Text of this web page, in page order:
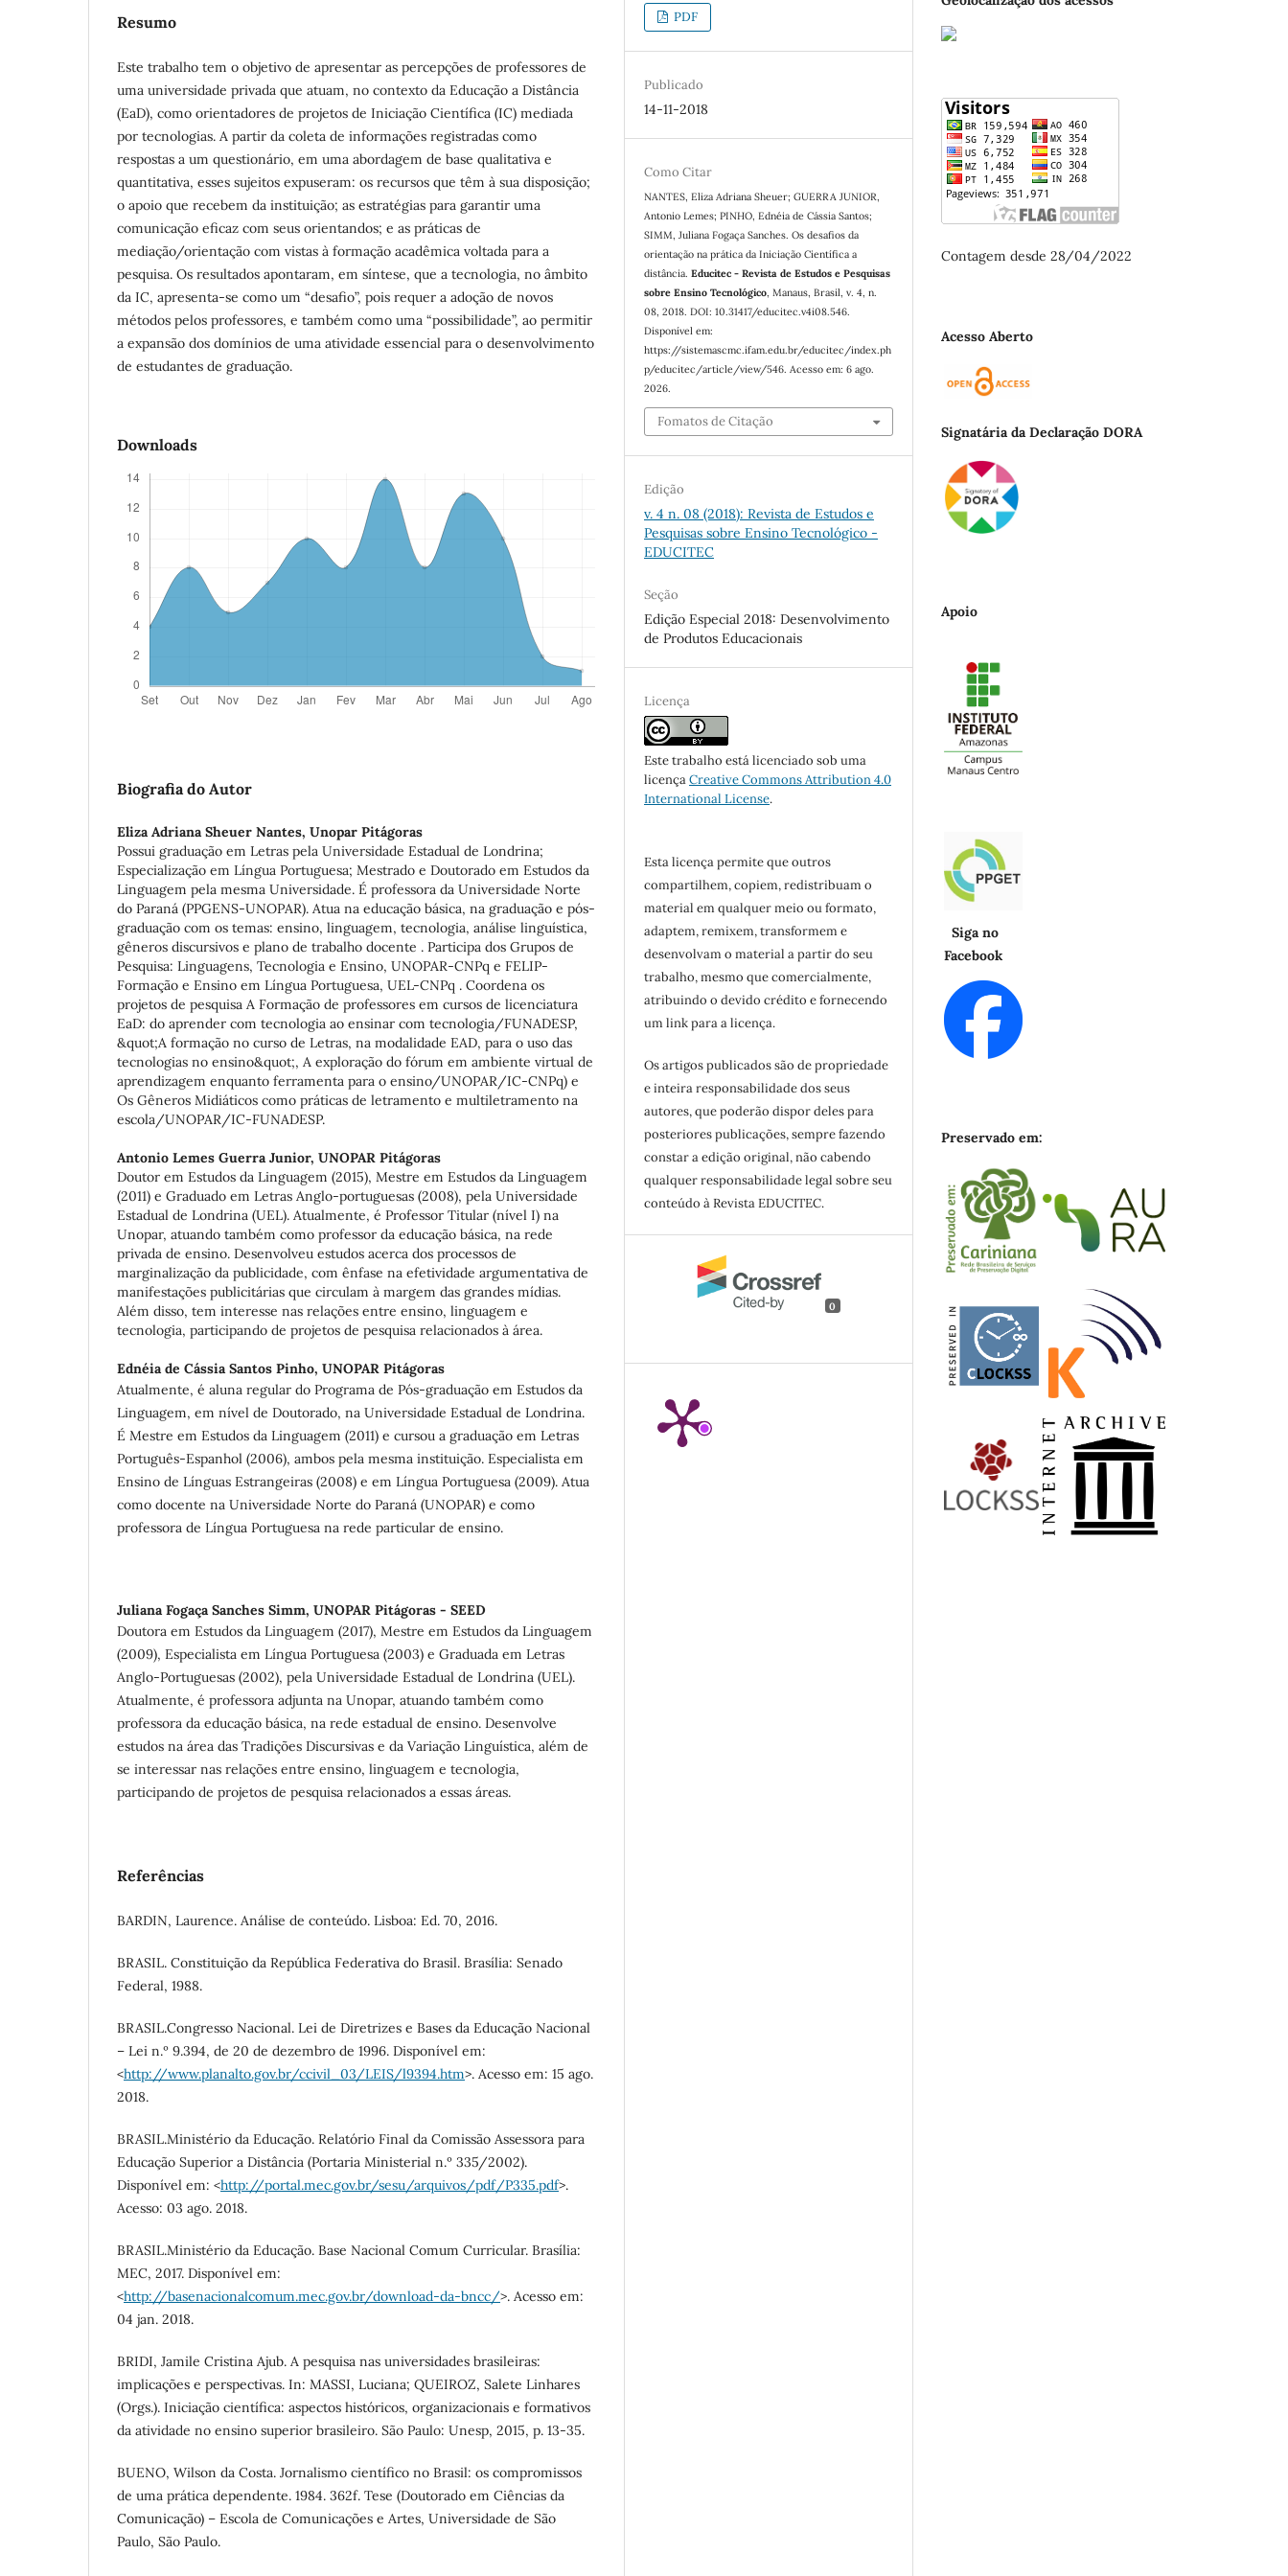
Resumo
Este trabalho tem o objetivo de apresentar as percepções de professores de
uma universidade privada que atuam, no contexto da Educação a Distância
(EaD), como orientadores de projetos de Iniciação Científica (IC) mediada
por tecnologias. A partir da coleta de informações registradas como
respostas a um questionário, em uma abordagem de base qualitativa e
quantitativa, esses sujeitos expuseram: os recursos que têm à sua disposição;
o apoio que recebem da instituição; as estratégias para garantir uma
comunicação eficaz com seus orientandos; e as práticas de
mediação/orientação com vistas à formação acadêmica voltada para a
pesquisa. Os resultados apontaram, em síntese, que a tecnologia, no âmbito
da IC, apresenta-se como um “desafio”, pois requer a adoção de novos
métodos pelos professores, e também como uma “possibilidade”, ao permitir
a expansão dos domínios de uma atividade essencial para o desenvolvimento
de estudantes de graduação.
Downloads
Biografia do Autor
Eliza Adriana Sheuer Nantes, Unopar Pitágoras
Possui graduação em Letras pela Universidade Estadual de Londrina;
Especialização em Língua Portuguesa; Mestrado e Doutorado em Estudos da
Linguagem pela mesma Universidade. É professora da Universidade Norte
do Paraná (PPGENS-UNOPAR). Atua na educação básica, na graduação e pós-
graduação com os temas: ensino, linguagem, tecnologia, análise linguística,
gêneros discursivos e plano de trabalho docente . Participa dos Grupos de
Pesquisa: Linguagens, Tecnologia e Ensino, UNOPAR-CNPq e FELIP-
Formação e Ensino em Língua Portuguesa, UEL-CNPq . Coordena os
projetos de pesquisa A Formação de professores em cursos de licenciatura
EaD: do aprender com tecnologia ao ensinar com tecnologia/FUNADESP,
&quot;A formação no curso de Letras, na modalidade EAD, para o uso das
tecnologias no ensino&quot;, A exploração do fórum em ambiente virtual de
aprendizagem enquanto ferramenta para o ensino/UNOPAR/IC-CNPq) e
Os Gêneros Midiáticos como práticas de letramento e multiletramento na
escola/UNOPAR/IC-FUNADESP.
Antonio Lemes Guerra Junior, UNOPAR Pitágoras
Doutor em Estudos da Linguagem (2015), Mestre em Estudos da Linguagem
(2011) e Graduado em Letras Anglo-portuguesas (2008), pela Universidade
Estadual de Londrina (UEL). Atualmente, é Professor Titular (nível I) na
Unopar, atuando também como professor da educação básica, na rede
privada de ensino. Desenvolveu estudos acerca dos processos de
marginalização da publicidade, com ênfase na efetividade argumentativa de
manifestações publicitárias que circulam à margem das grandes mídias.
Além disso, tem interesse nas relações entre ensino, linguagem e
tecnologia, participando de projetos de pesquisa relacionados à área.
Ednéia de Cássia Santos Pinho, UNOPAR Pitágoras
Atualmente, é aluna regular do Programa de Pós-graduação em Estudos da
Linguagem, em nível de Doutorado, na Universidade Estadual de Londrina.
É Mestre em Estudos da Linguagem (2011) e cursou a graduação em Letras
Português-Espanhol (2006), ambos pela mesma instituição. Especialista em
Ensino de Línguas Estrangeiras (2008) e em Língua Portuguesa (2009). Atua
como docente na Universidade Norte do Paraná (UNOPAR) e como
professora de Língua Portuguesa na rede particular de ensino.
Juliana Fogaça Sanches Simm, UNOPAR Pitágoras - SEED
Doutora em Estudos da Linguagem (2017), Mestre em Estudos da Linguagem
(2009), Especialista em Língua Portuguesa (2003) e Graduada em Letras
Anglo-Portuguesas (2002), pela Universidade Estadual de Londrina (UEL).
Atualmente, é professora adjunta na Unopar, atuando também como
professora da educação básica, na rede estadual de ensino. Desenvolve
estudos na área das Tradições Discursivas e da Variação Linguística, além de
se interessar nas relações entre ensino, linguagem e tecnologia,
participando de projetos de pesquisa relacionados a essas áreas.
Referências
BARDIN, Laurence. Análise de conteúdo. Lisboa: Ed. 70, 2016.
BRASIL. Constituição da República Federativa do Brasil. Brasília: Senado
Federal, 1988.
BRASIL.Congresso Nacional. Lei de Diretrizes e Bases da Educação Nacional
– Lei n.º 9.394, de 20 de dezembro de 1996. Disponível em:
<http://www.planalto.gov.br/ccivil_03/LEIS/l9394.htm>. Acesso em: 15 ago.
2018.
BRASIL.Ministério da Educação. Relatório Final da Comissão Assessora para
Educação Superior a Distância (Portaria Ministerial n.º 335/2002).
Disponível em: <http://portal.mec.gov.br/sesu/arquivos/pdf/P335.pdf>.
Acesso: 03 ago. 2018.
BRASIL.Ministério da Educação. Base Nacional Comum Curricular. Brasília:
MEC, 2017. Disponível em:
<http://basenacionalcomum.mec.gov.br/download-da-bncc/>. Acesso em:
04 jan. 2018.
BRIDI, Jamile Cristina Ajub. A pesquisa nas universidades brasileiras:
implicações e perspectivas. In: MASSI, Luciana; QUEIROZ, Salete Linhares
(Orgs.). Iniciação científica: aspectos históricos, organizacionais e formativos
da atividade no ensino superior brasileiro. São Paulo: Unesp, 2015, p. 13-35.
BUENO, Wilson da Costa. Jornalismo científico no Brasil: os compromissos
de uma prática dependente. 1984. 362f. Tese (Doutorado em Ciências da
Comunicação) – Escola de Comunicações e Artes, Universidade de São
Paulo, São Paulo.
PDF
Publicado
14-11-2018
Como Citar
NANTES, Eliza Adriana Sheuer; GUERRA JUNIOR,
Antonio Lemes; PINHO, Ednéia de Cássia Santos;
SIMM, Juliana Fogaça Sanches. Os desafios da
orientação na prática da Iniciação Científica a
distância.Educitec - Revista de Estudos e Pesquisas
sobre Ensino Tecnológico, Manaus, Brasil, v. 4, n.
08, 2018. DOI: 10.31417/educitec.v4i08.546.
Disponível em:
https://sistemascmc.ifam.edu.br/educitec/index.ph
p/educitec/article/view/546. Acesso em: 6 ago.
2026.
Fomatos de Citação
Edição
v. 4 n. 08 (2018): Revista de Estudos e
Pesquisas sobre Ensino Tecnológico -
EDUCITEC
Seção
Edição Especial 2018: Desenvolvimento
de Produtos Educacionais
Licença
Este trabalho está licenciado sob uma
licençaCreative Commons Attribution 4.0
International License.
Esta licença permite que outros
compartilhem, copiem, redistribuam o
material em qualquer meio ou formato,
adaptem, remixem, transformem e
desenvolvam o material a partir do seu
trabalho, mesmo que comercialmente,
atribuindo o devido crédito e fornecendo
um link para a licença.
Os artigos publicados são de propriedade
e inteira responsabilidade dos seus
autores, que poderão dispor deles para
posteriores publicações, sempre fazendo
constar a edição original, não cabendo
qualquer responsabilidade legal sobre seu
conteúdo à Revista EDUCITEC.
0
Contagem desde 28/04/2022
Acesso Aberto
Signatária da Declaração DORA
Apoio
Siga no
Facebook
Preservado em: